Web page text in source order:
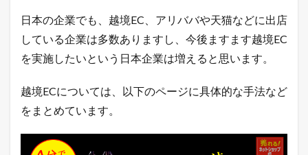
C
論
を
イ
ト
！
売
日本の企業でも、越境EC、アリババや天猫などに出店
している企業は多数ありますし、今後ますます越境EC
を実施したいという日本企業は増えると思います。
越境ECについては、以下のページに具体的な手法など
をまとめています。